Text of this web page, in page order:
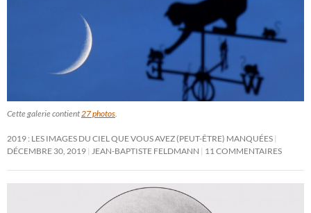
Cette galerie contient 27 photos
2019 : LES IMAGES DU CIEL QUE VOUS AVEZ (PEUT-ÊTRE) MANQUÉES
DÉCEMBRE 30, 2019
JEAN-BAPTISTE FELDMANN 11 COMMENTAIRES